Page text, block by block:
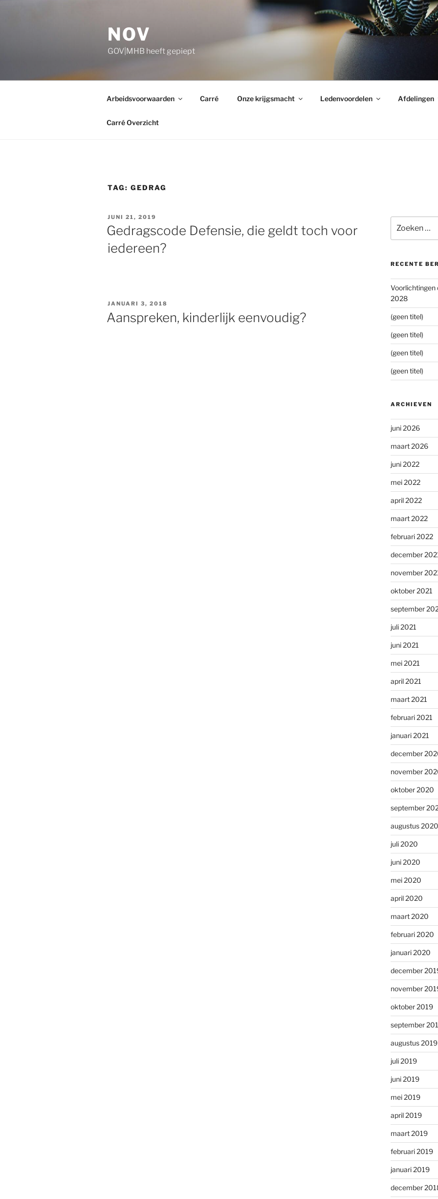
NOV
GOV|MHB heeft gepiept
Arbeidsvoorwaarden Carré Onze krijgsmacht Ledenvoordelen Afdelingen
Carré Overzicht
TAG: GEDRAG
GEPLAATST
OP
JUNI 21, 2019
Gedragscode Defensie, die geldt toch voor
iedereen?
GEPLAATST
OP
JANUARI 3, 2018
Aanspreken, kinderlijk eenvoudig?
naar:
RECENTE
Voorlichtingen
2028
(geen titel)
(geen titel)
(geen titel)
(geen titel)
ARCHIEVEN
juni 2026
maart 2026
juni 2022
mei 2022
april 2022
maart 2022
februari 2022
december
november
oktober 2021
september
juli 2021
juni 2021
mei 2021
april 2021
maart 2021
februari 2021
januari 2021
december
november
oktober 2020
september
augustus 2020
juli 2020
juni 2020
mei 2020
april 2020
maart 2020
februari 2020
januari 2020
december
november
oktober 2019
september
augustus 2019
juli 2019
juni 2019
mei 2019
april 2019
maart 2019
februari 2019
januari 2019
december